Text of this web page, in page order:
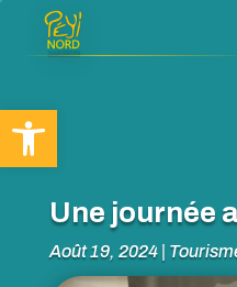
Ouvrir la barre
Une journée
Août 19, 2024|